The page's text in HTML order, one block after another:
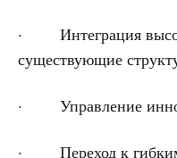
· Интеграция
существующие
· Управление
· Переход к гибким